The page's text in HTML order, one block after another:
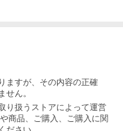
ますが、その内容の正確
せん。
り扱うストアによって運営
や商品、ご購入 、ご購入に関